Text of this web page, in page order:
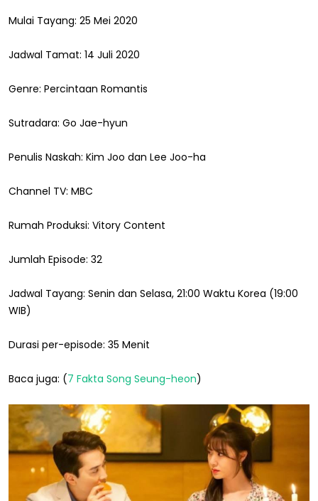
Mulai Tayang: 25 Mei 2020
Jadwal Tamat: 14 Juli 2020
Genre: Percintaan Romantis
Sutradara: Go Jae-hyun
Penulis Naskah: Kim Joo dan Lee Joo-ha
Channel TV: MBC
Rumah Produksi: Vitory Content
Jumlah Episode: 32
Jadwal Tayang: Senin dan Selasa, 21:00 Waktu Korea (19:00
WIB)
Durasi per-episode: 35 Menit
Baca juga: (7 Fakta Song Seung-heon)